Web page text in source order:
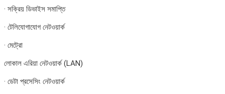
· সক্রিয় ডিভাইস সমাপ্তি
· টেলিযোগাযোগ নেটওয়ার্ক
· মেট্রো
লোকাল এরিয়া নেটওয়ার্ক (LAN)
· ডেটা প্রসেসিং নেটওয়ার্ক